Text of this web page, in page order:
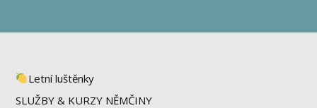
Letní luštěnky
SLUŽBY & KURZY NĚMČINY